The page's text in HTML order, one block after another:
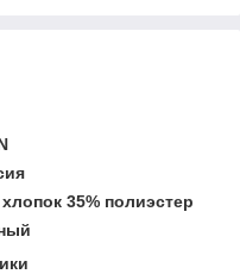
хлопок 35% полиэстер